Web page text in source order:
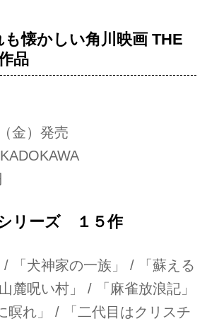
懐かしい角川映画 THE
品
金）発売
リーズ １５作
/ 「犬神家の一族」 / 「蘇える
麓呪い村」 / 「麻雀放浪記」
暝れ」 / 「二代目はクリスチ